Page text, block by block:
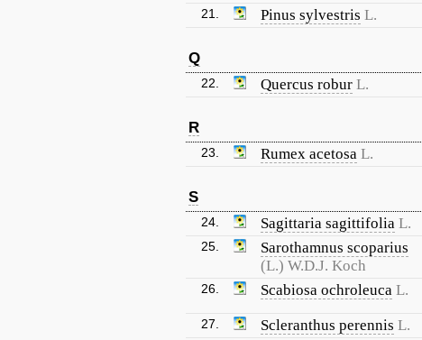
21. Pinus sylvestris L.
Q
22. Quercus robur L.
R
23. Rumex acetosa L.
S
24. Sagittaria sagittifolia L.
25.
Sarothamnus scoparius
(L.) W.D.J. Koch
26.
Scabiosa ochroleuca L.
27.
Scleranthus perennis L.